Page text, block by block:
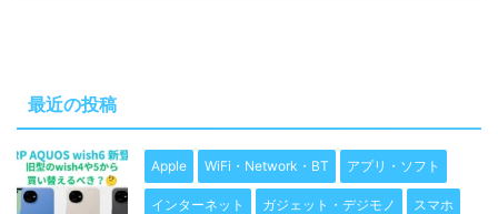
最近の投稿
Apple WiFi・Network・BT アプリ・ソフト
インターネット ガジェット・デジモノ スマホ